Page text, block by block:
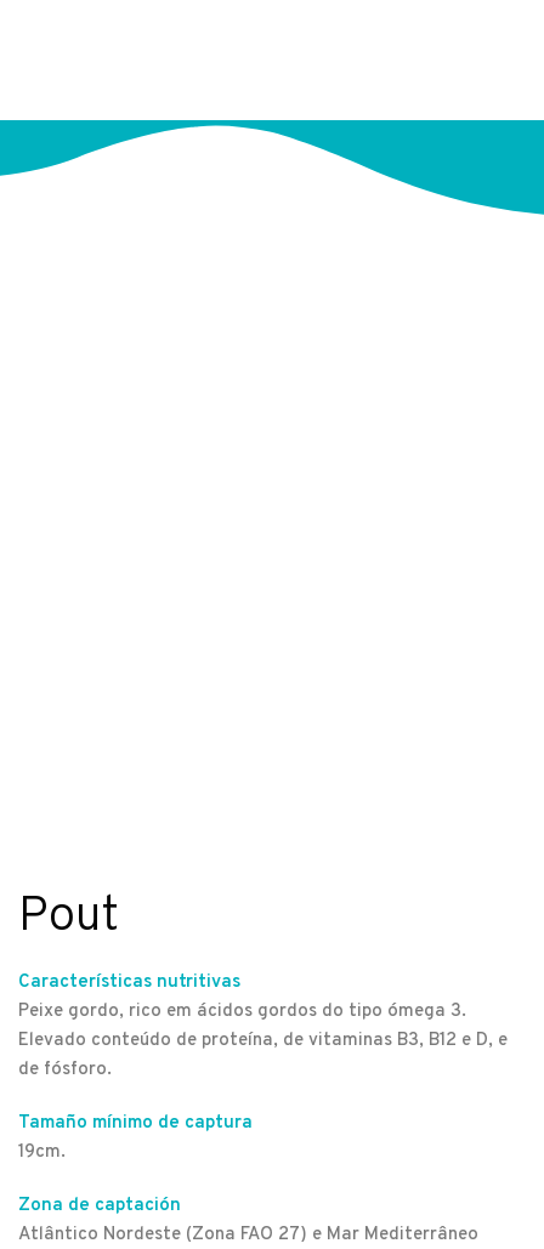
Pout
Características nutritivas
Peixe gordo, rico em ácidos gordos do tipo ómega 3.
Elevado conteúdo de proteína, de vitaminas B3, B12 e D, e
de fósforo.
Tamaño mínimo de captura
19cm.
Zona de captación
Atlântico Nordeste (Zona FAO 27) e Mar Mediterrâneo